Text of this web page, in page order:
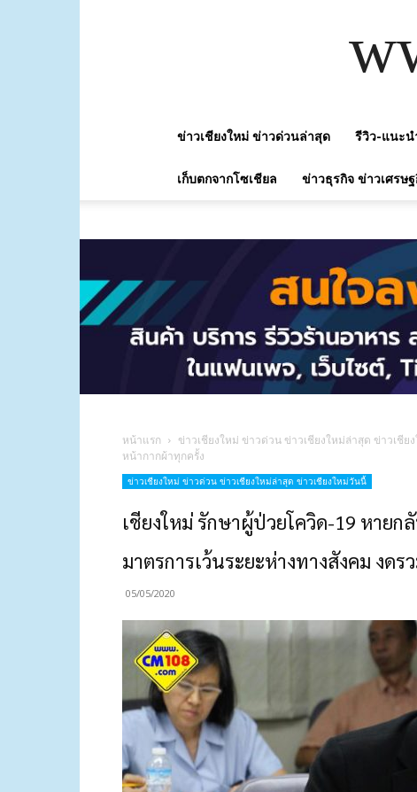
ข่าวเชียงใหม่ ข่าวด่วนล่าสุด รีวิว-แนะน
เก็บตกจากโซเชียล ข่าวธุรกิจ ข่าวเศรษ
หน้าแรก ข่าวเชียงใหม่ ข่าวด่วน ข่าวเชียงใหม่ล่าสุด ข่าวเชีย
หน้ากากผ้าทุกครั้ง
ข่าวเชียงใหม่ ข่าวด่วน ข่าวเชียงใหม่ล่าสุด ข่าวเชียงใหม่วันนี้
เชียงใหม่ รักษาผู้ป่วยโควิด-19 หาย
มาตรการเว้นระยะห่างทางสังคม งด
05/05/2020